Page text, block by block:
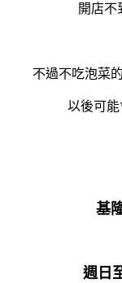
開店不
不過不吃泡菜
以後可
基
週日